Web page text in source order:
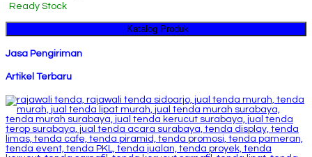
Ready Stock
Katalog Produk
Jasa Pengiriman
Artikel Terbaru